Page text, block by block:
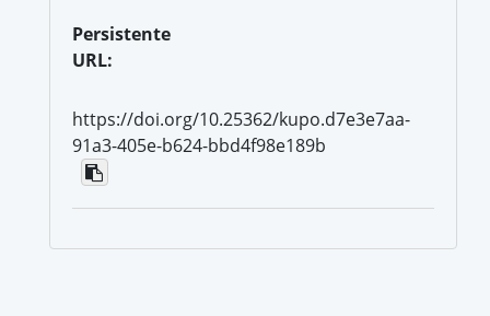
Persistente
URL:
https://doi.org/10.25362/kupo.d7e3e7aa-
91a3-405e-b624-bbd4f98e189b